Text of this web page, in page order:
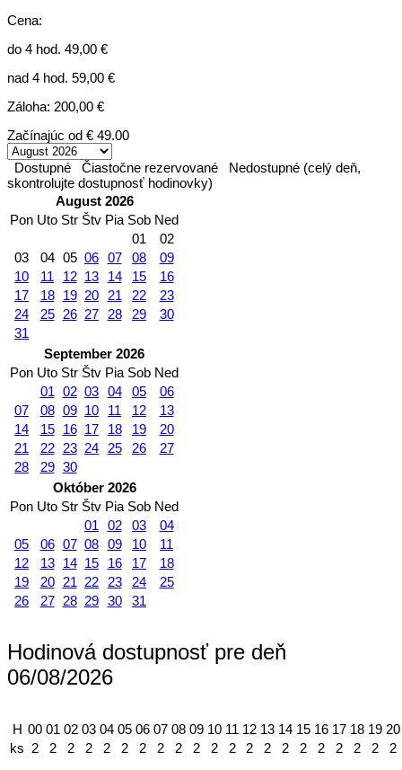
Cena:
do 4 hod. 49,00 €
nad 4 hod. 59,00 €
Záloha: 200,00 €
Začínajúc od € 49.00
Dostupné Čiastočne rezervované
Nedostupné (celý deň,
skontrolujte dostupnosť hodinovky)
August 2026
Pon Uto Str Štv Pia Sob Ned
01
02
03
04 05 06 07 08
09
10
11 12 13 14 15
16
17
18 19 20 21 22
23
24
25 26 27 28 29
30
31
September 2026
Pon Uto Str Štv Pia Sob Ned
01 02 03 04 05
06
07
08 09 10 11 12
13
14
15 16 17 18 19
20
21
22 23 24 25 26
27
28
29 30
Október 2026
Pon Uto Str Štv Pia Sob Ned
01
02 03
04
05
06 07 08 09 10
11
12
13 14 15 16 17
18
19
20 21 22 23 24
25
26
27 28 29 30 31
Hodinová dostupnosť pre deň
06/08/2026
H 00 01 02 03 04 05 06 07 08 09 10 11 12 13 14 15 16 17 18 19 20
ks 2 2 2 2 2 2 2 2 2 2 2 2 2 2 2 2 2 2 2 2 2